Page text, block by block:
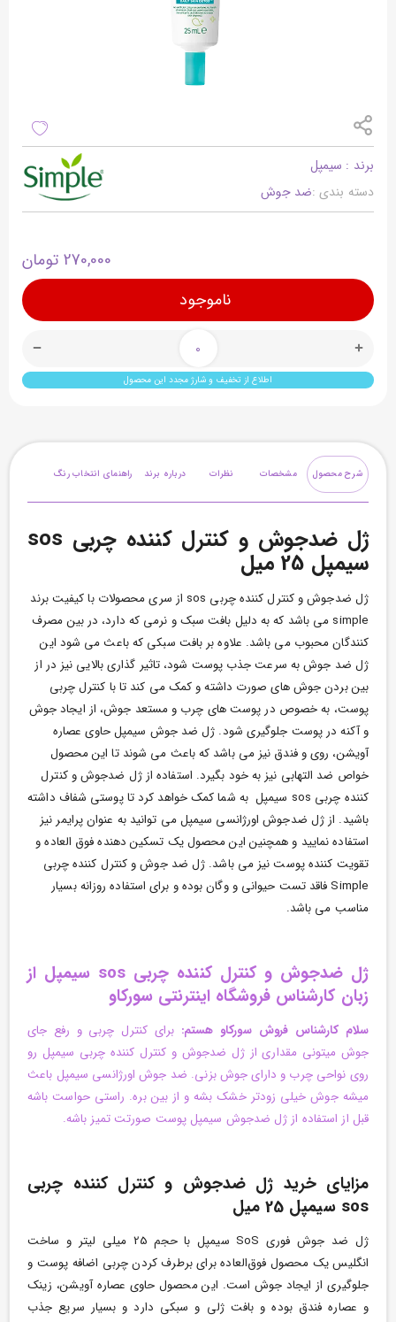
برند : سیمپل
دسته بندی :ضد جوش
0
اطلاع از تخفیف و شارژ مجدد این محصول
270,000 تومان
ناموجود
شرح محصول مشخصات نظرات درباره برند راهنمای انتخاب رنگ
ژل ضدجوش و کنترل کننده چربی sos
سیمپل 25 میل
ژل ضدجوش و کنترل کننده چربی sos
از سری محصولات با کیفیت برند
simple می باشد که به دلیل بافت سبک و نرمی که دارد، در بین مصرف
کنندگان محبوب می باشد. علاوه بر بافت سبکی که باعث می شود این
ژل ضد جوش به سرعت جذب پوست شود، تاثیر گذاری بالایی نیز در از
بین بردن جوش های صورت داشته و کمک می کند تا با کنترل چربی
پوست، به خصوص در پوست های چرب و مستعد جوش، از ایجاد جوش
و آکنه در پوست جلوگیری شود. ژل ضد جوش سیمپل حاوی عصاره
آویشن، روی و فندق نیز می باشد که باعث می شوند تا این محصول
خواص ضد التهابی نیز به خود بگیرد. استفاده از ژل ضدجوش و کنترل
کننده چربی sos سیمپل به شما کمک خواهد کرد تا پوستی شفاف داشته
باشید. از ژل ضدجوش اورژانسی سیمپل می توانید به عنوان پرایمر نیز
استفاده نمایید و همچنین این محصول یک تسکین دهنده فوق العاده و
تقویت کننده پوست نیز می باشد. ژل ضد جوش و کنترل کننده چربی
Simple فاقد تست حیوانی و وگان بوده و برای استفاده روزانه بسیار
مناسب می باشد.
ژل ضدجوش و کنترل کننده چربی sos سیمپل از
زبان کارشناس فروشگاه اینترنتی سورکاو
سلام کارشناس فروش سورکاو هستم: برای کنترل چربی و رفع جای
جوش میتونی مقداری از ژل ضدجوش و کنترل کننده چربی سیمپل رو
روی نواحی چرب و دارای جوش بزنی. ضد جوش اورژانسی سیمپل باعث
میشه جوش خیلی زودتر خشک بشه و از بین بره. راستی حواست باشه
قبل از استفاده از ژل ضدجوش سیمپل پوست صورتت تمیز باشه.
مزایای خرید ژل ضدجوش و کنترل کننده چربی
sos سیمپل 25 میل
ژل ضد جوش فوری SoS سیمپل با حجم 25 میلی لیتر و ساخت
انگلیس یک محصول فوق­‌العاده برای برطرف کردن چربی اضافه پوست و
جلوگیری از ایجاد جوش است. این محصول حاوی عصاره آویشن، زینک
و عصاره فندق بوده و بافت ژلی و سبکی دارد و بسیار سریع جذب